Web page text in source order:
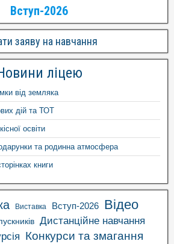
Вступ-2026
заяву на навчання
ліцею
від земляка
дій та ТОТ
освіти
та родинна атмосфера
книги
Виставка Вступ-2026 Відео
Дистанційне навчання
Конкурси та змагання